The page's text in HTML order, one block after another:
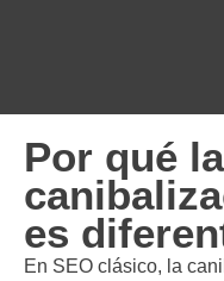
Por qué la
es
En SEO clásico, la